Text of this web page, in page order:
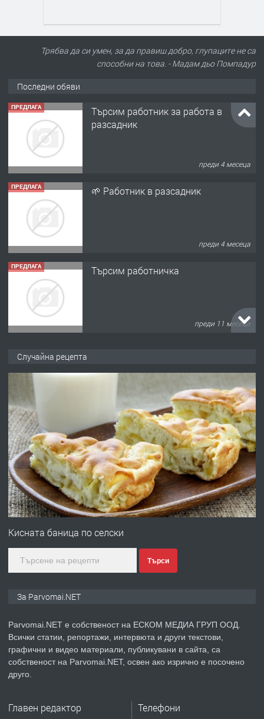
Трябва да си умен, за да правиш добро, глупаците не са
способни на това. - Мадам дьо Помпадур
Последни обяви
ПРЕДЛАГА
Търсим работник за работа в
разсадник
преди 4 месеца
ПРЕДЛАГА 🌱 Работник в разсадник
преди 4 месеца
ПРЕДЛАГА Търсим работничка
преди 11 месеца
преди 1 година
ПРЕДЛАГА Работа за общи работници
преди 1 година
ПРЕДЛАГА
Първи поход "По стъпките на Ангел
преди 1 година
ПРЕДЛАГА Уроци по Математика
Случайна рецепта
Кисната баница по селски
Търси
За Parvomai.NET
Parvomai.NET е собственост на ЕСКОМ МЕДИА ГРУП ООД.
Всички статии, репортажи, интервюта и други текстови,
графични и видео материали, публикувани в сайта, са
собственост на Parvomai.NET, освен ако изрично е посочено
друго.
Главен редактор Телефони